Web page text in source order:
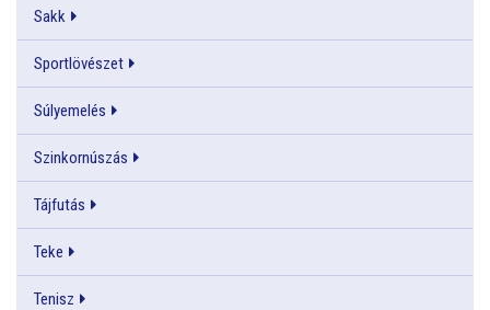
Sakk
Sportlövészet
Súlyemelés
Szinkornúszás
Tájfutás
Teke
Tenisz